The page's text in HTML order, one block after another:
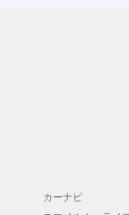
カーナビ